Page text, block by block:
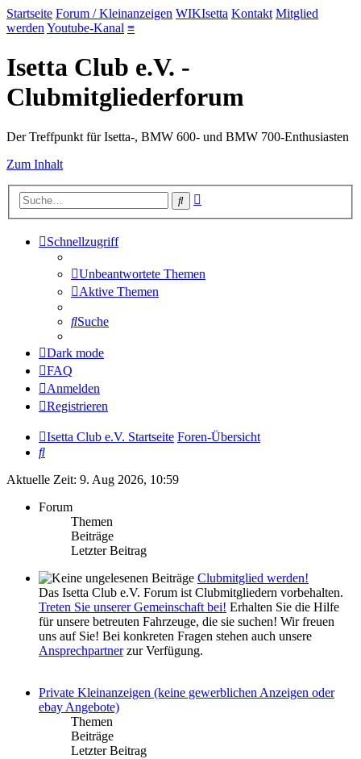
Startseite Forum / Kleinanzeigen WIKIsetta Kontakt Mitglied
werden Youtube-Kanal ≡
Isetta Club e.V. -
Clubmitgliederforum
Der Treffpunkt für Isetta-, BMW 600- und BMW 700-Enthusiasten
Zum Inhalt
Suche
Schnellzugriff
Unbeantwortete Themen
Aktive Themen
Suche
Dark mode
FAQ
Anmelden
Registrieren
Isetta Club e.V. Startseite Foren-Übersicht
Suche
Aktuelle Zeit: 9. Aug 2026, 10:59
Forum
Themen
Beiträge
Letzter Beitrag
Clubmitglied werden!
Das Isetta Club e.V. Forum ist Clubmitgliedern vorbehalten.
Treten Sie unserer Gemeinschaft bei! Erhalten Sie die Hilfe
für unsere betreuten Fahrzeuge, die sie suchen! Wir freuen
uns auf Sie! Bei konkreten Fragen stehen auch unsere
Ansprechpartnerzur Verfügung.
Private Kleinanzeigen (keine gewerblichen Anzeigen oder
ebay Angebote)
Themen
Beiträge
Letzter Beitrag